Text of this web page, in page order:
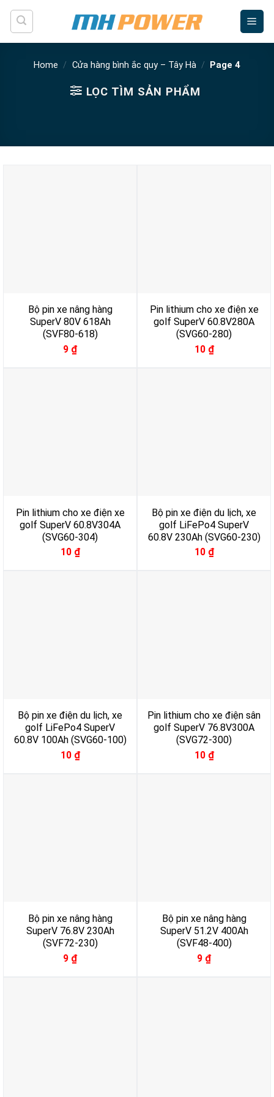
Skip
content
Home / Cửa hàng bình ắc quy – Tây Hà / Page 4
LỌC TÌM SẢN PHẨM
Bộ pin xe nâng hàng
SuperV 80V 618Ah
(SVF80-618)
9 ₫
Pin lithium cho xe điện xe
golf SuperV 60.8V280A
(SVG60-280)
10 ₫
Pin lithium cho xe điện xe
golf SuperV 60.8V304A
(SVG60-304)
10 ₫
Bộ pin xe điện du lịch, xe
golf LiFePo4 SuperV
60.8V 230Ah (SVG60-230)
10 ₫
Bộ pin xe điện du lịch, xe
golf LiFePo4 SuperV
60.8V 100Ah (SVG60-100)
10 ₫
Pin lithium cho xe điện sân
golf SuperV 76.8V300A
(SVG72-300)
10 ₫
Bộ pin xe nâng hàng
SuperV 76.8V 230Ah
(SVF72-230)
9 ₫
Bộ pin xe nâng hàng
SuperV 51.2V 400Ah
(SVF48-400)
9 ₫